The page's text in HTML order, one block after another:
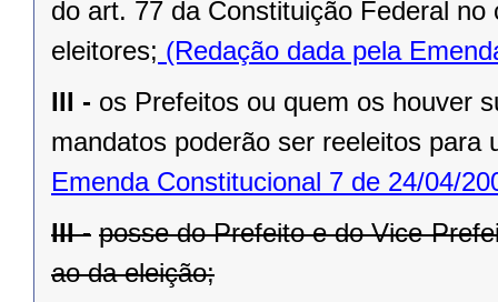
do art. 77 da Constituição Federal
eleitores; (Redação dada pela
III - os Prefeitos ou quem os houver
mandatos poderão ser reeleitos para
Emenda Constitucional 7 de 24/04/
III - posse do Prefeito e do Vice-
ao da eleição;